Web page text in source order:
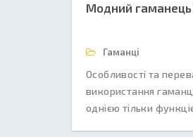
Модний гаманець
Гаманці
Особливості та
використання
однією тільки